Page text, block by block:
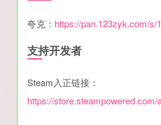
夸克： https://pan.123zyk.com/s/
支持开发者
Steam入正链接：
https://store.steampowered.com/